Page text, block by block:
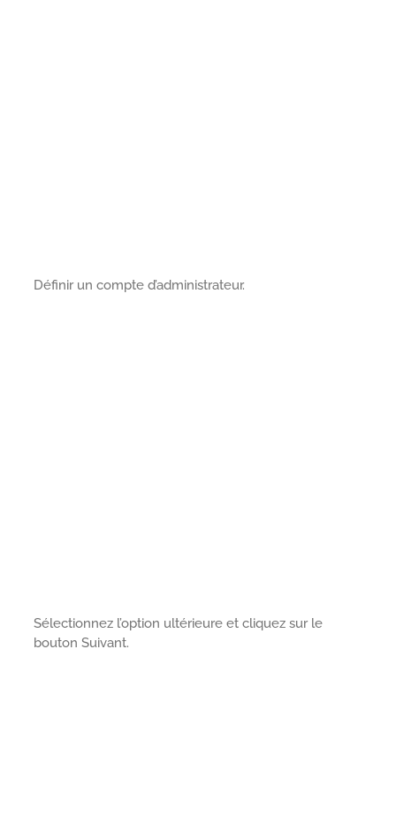
Définir un compte d’administrateur.
Sélectionnez l’option ultérieure et cliquez sur le
bouton Suivant.